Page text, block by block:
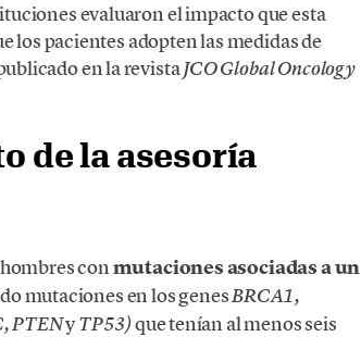
evaluaron el impacto que esta
los pacientes adopten las medidas de
en la revistaJCO Global Oncology
de la asesoría
conmutaciones asociadas a un
mutaciones en los genesBRCA1,
PTENyTP53)que tenían al menos seis